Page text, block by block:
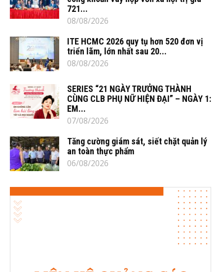
721...
08/08/2026
ITE HCMC 2026 quy tụ hơn 520 đơn vị
triển lãm, lớn nhất sau 20...
08/08/2026
SERIES “21 NGÀY TRƯỞNG THÀNH
CÙNG CLB PHỤ NỮ HIỆN ĐẠI” – NGÀY 1:
EM...
07/08/2026
Tăng cường giám sát, siết chặt quản lý
an toàn thực phẩm
06/08/2026